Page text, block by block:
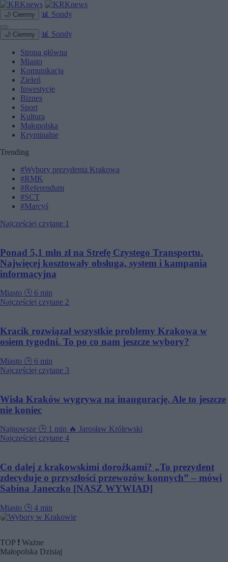
Skip
content
🌙 Ciemny 📊 Sondy
🌙 Ciemny 📊 Sondy
Strona główna
Miasto
Komunikacja
Zieleń
Inwestycje
Biznes
Sport
Kultura
Małopolska
Kryminalne
Trending
#Wybory prezydenta Krakowa
#RMK
#Referendum
#SCT
#Marcyś
Najczęściej czytane 1
Ponad 5,1 mln zł na Strefę Czystego Transportu.
Najwięcej kosztowały obsługa, system i kampania
informacyjna
Miasto 🕒 6 min
Najczęściej czytane 2
Kracik rozwiązał wszystkie problemy Krakowa w
osiem tygodni. To po co nam jeszcze wybory?
Miasto 🕒 6 min
Najczęściej czytane 3
Wisła Kraków wygrywa na inaugurację. Ale to jeszcze
nie koniec
Najnowsze 🕒 1 min 🔥 Jarosław Królewski
Najczęściej czytane 4
Co dalej z krakowskimi dorożkami? „To prezydent
zdecyduje o przyszłości przewozów konnych” – mówi
Sabina Janeczko [NASZ WYWIAD]
Miasto 🕒 4 min
TOP ❗ Ważne
Małopolska Dzisiaj